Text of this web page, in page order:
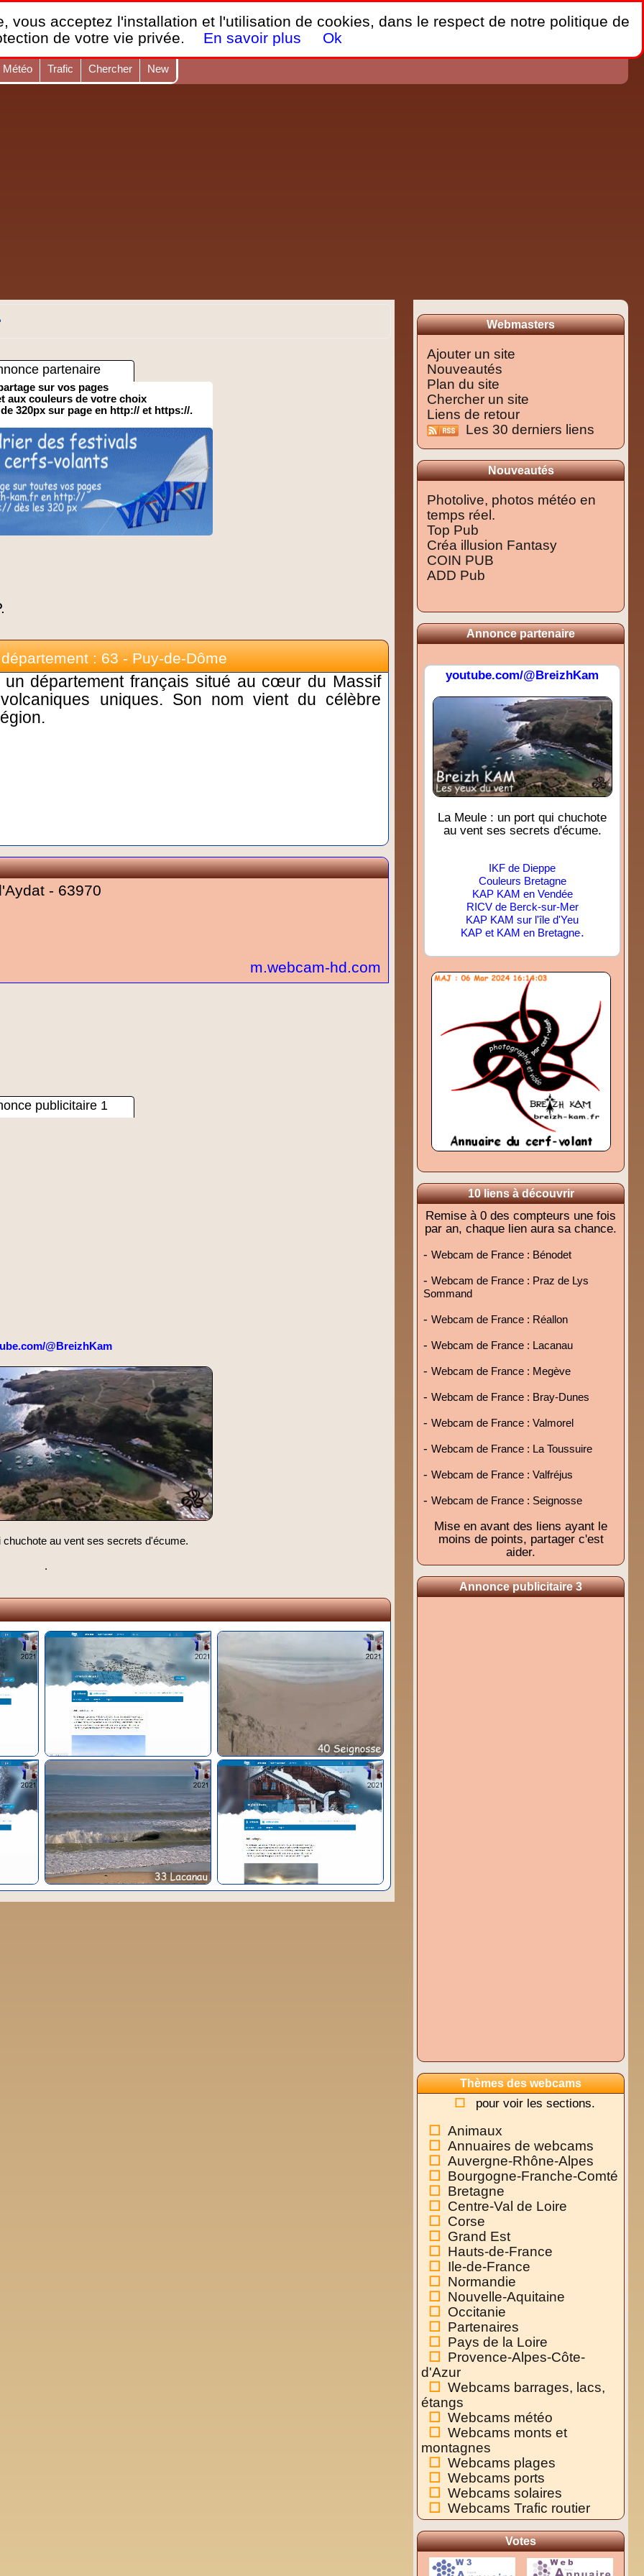
France Webcams,
Les webcams sur mobiles, portables et PC.
Météo Trafic Chercher New
partenaire
sur vos pages
aux couleurs de votre choix
320px sur page en http:// et https://.
: 63 - Puy-de-Dôme
département français situé au cœur du Massif
uniques. Son nom vient du célèbre
- 63970
m.webcam-hd.com
publicitaire 1
@BreizhKam
chuchote au vent ses secrets d'écume.
.
Webmasters
Ajouter un site
Nouveautés
Plan du site
Chercher un site
Liens de retour
Les 30 derniers liens
Nouveautés
Photolive, photos météo en
temps réel.
Top Pub
Créa illusion Fantasy
COIN PUB
ADD Pub
Annonce partenaire
youtube.com/@BreizhKam
La Meule : un port qui chuchote
au vent ses secrets d'écume.
IKF de Dieppe
Couleurs Bretagne
KAP KAM en Vendée
RICV de Berck-sur-Mer
KAP KAM sur l'île d'Yeu
KAP et KAM en Bretagne.
10 liens à découvrir
Remise à 0 des compteurs une fois
par an, chaque lien aura sa chance.
- Webcam de France : Bénodet
- Webcam de France : Praz de Lys
Sommand
- Webcam de France : Réallon
- Webcam de France : Lacanau
- Webcam de France : Megève
- Webcam de France : Bray-Dunes
- Webcam de France : Valmorel
- Webcam de France : La Toussuire
- Webcam de France : Valfréjus
- Webcam de France : Seignosse
Mise en avant des liens ayant le
moins de points, partager c'est
aider.
Annonce publicitaire 3
Thèmes des webcams
pour voir les sections.
Animaux
Annuaires de webcams
Auvergne-Rhône-Alpes
Bourgogne-Franche-Comté
Bretagne
Centre-Val de Loire
Corse
Grand Est
Hauts-de-France
Ile-de-France
Normandie
Nouvelle-Aquitaine
Occitanie
Partenaires
Pays de la Loire
Provence-Alpes-Côte-
d'Azur
Webcams barrages, lacs,
étangs
Webcams météo
Webcams monts et
montagnes
Webcams plages
Webcams ports
Webcams solaires
Webcams Trafic routier
Votes
vous acceptez l'installation et l'utilisation de cookies, dans le respect de notre politique de
de votre vie privée.
En savoir plus Ok